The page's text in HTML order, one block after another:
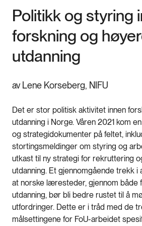
Politikk og styring
forskning og
utdanning
av Lene Korseberg, NIFU
Det er stor politisk aktivitet innen
utdanning i Norge. Våren 2021 kom
og strategidokumenter på feltet,
stortingsmeldinger om styring og
utkast til ny strategi for rekruttering
utdanning. Et gjennomgående trekk i
at norske læresteder, gjennom både
utdanning, bør bli bedre rustet til å
utfordringer. Dette er i tråd med de
målsettingene for FoU-arbeidet